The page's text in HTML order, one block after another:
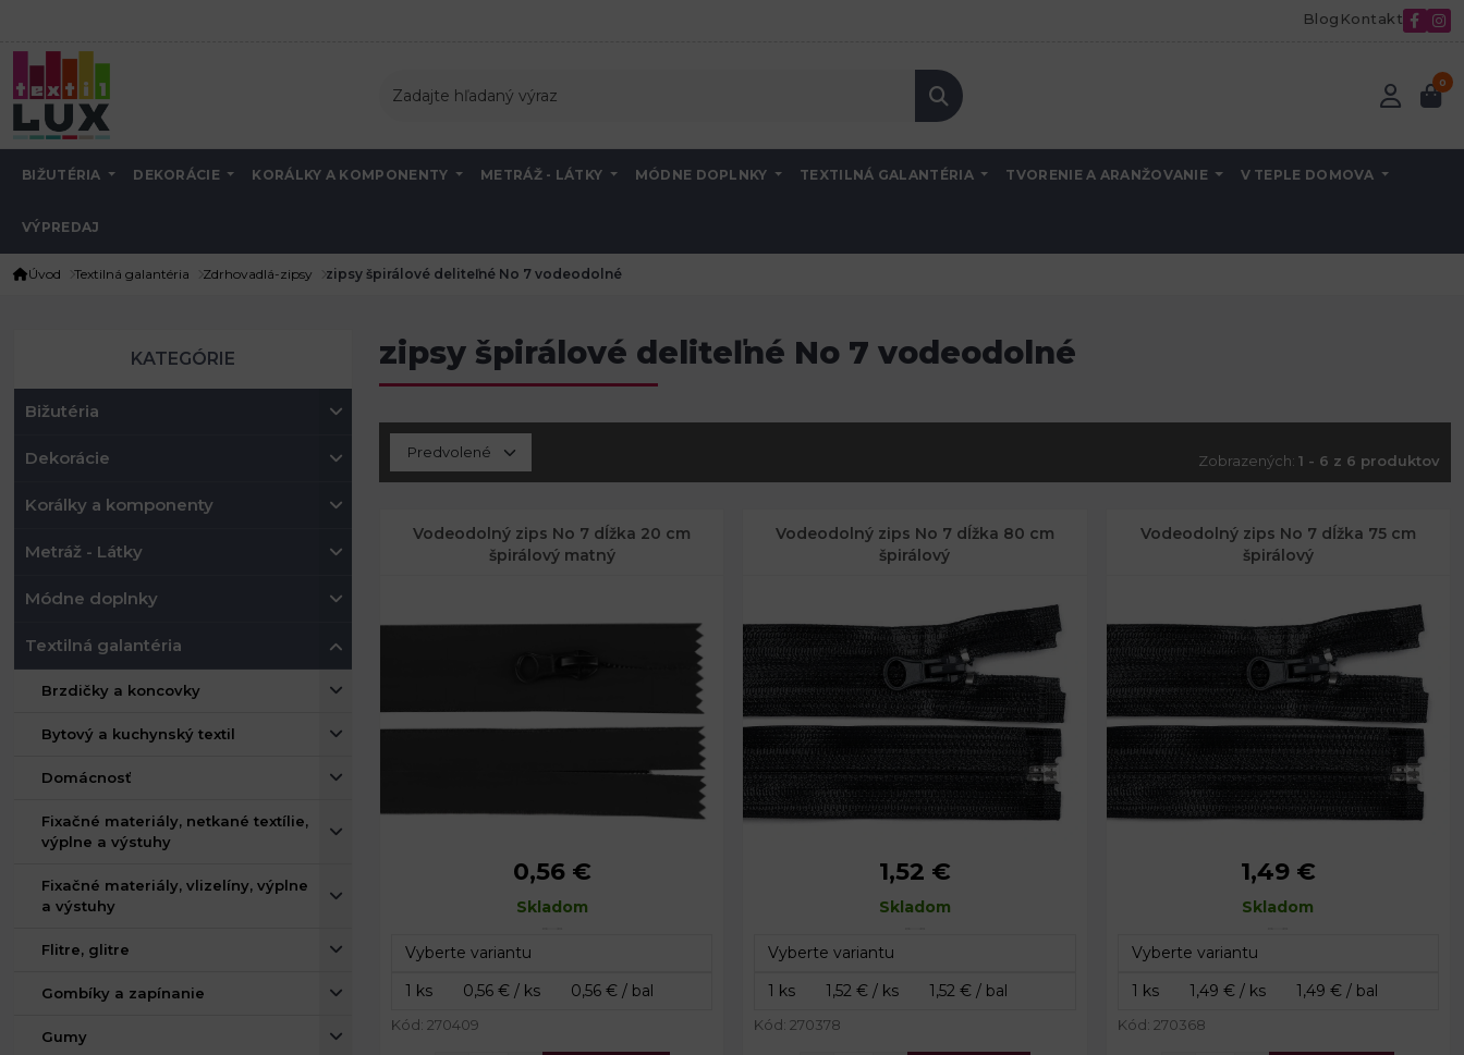
Blog Kontakt
0
BIŽUTÉRIA DEKORÁCIE KORÁLKY A KOMPONENTY METRÁŽ - LÁTKY MÓDNE DOPLNKY TEXTILNÁ GALANTÉRIA TVORENIE A ARANŽOVANIE V TEPLE DOMOVA
VÝPREDAJ
Úvod Textilná galantéria Zdrhovadlá-zipsy zipsy špirálové deliteľné No 7 vodeodolné
KATEGÓRIE
Bižutéria
Dekorácie
Korálky a komponenty
Metráž - Látky
Módne doplnky
Textilná galantéria
Brzdičky a koncovky
Bytový a kuchynský textil
Domácnosť
Fixačné materiály, netkané textílie,
výplne a výstuhy
Fixačné materiály, vlizelíny, výplne
a výstuhy
Flitre, glitre
Gombíky a zapínanie
Gumy
zipsy špirálové deliteľné No 7 vodeodolné
Zobrazených: 1 - 6 z 6 produktov
Vodeodolný zips No 7 dĺžka 20 cm
špirálový matný
Celková šírka zipsu:0,56 €
Skladom
Kód: 270409
Vodeodolný zips No 7 dĺžka 80 cm
špirálový
Celková šírka zipsu:1,52 €
Skladom
Kód: 270378
Vodeodolný zips No 7 dĺžka 75 cm
špirálový
Celková šírka zipsu:1,49 €
Skladom
Kód: 270368